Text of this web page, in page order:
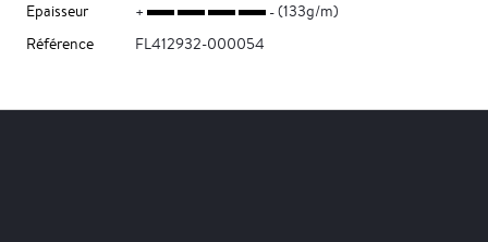
Epaisseur
(133g/m)
Référence
FL412932-000054